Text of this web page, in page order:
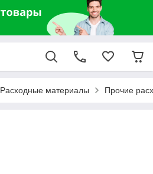
Расходные материалы Прочие